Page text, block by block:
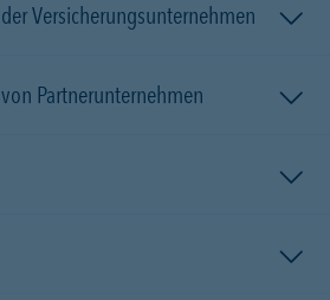
Versicherungsunternehmen
Partnerunternehmen